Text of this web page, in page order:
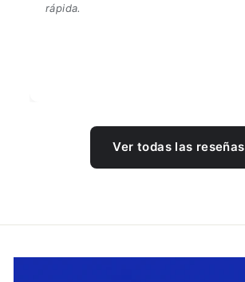
rápida.
Ver todas las reseñas